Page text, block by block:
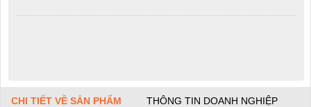
CHI TIẾT VỀ SẢN PHẨM THÔNG TIN DOANH NGHIỆP